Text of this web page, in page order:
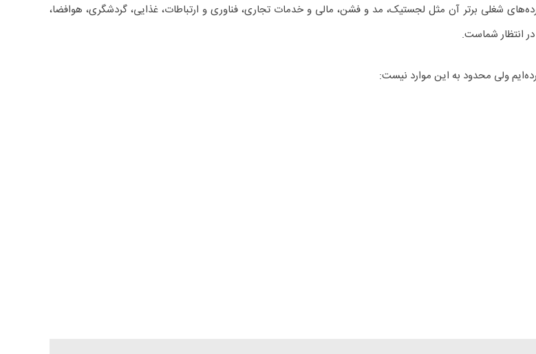
شغلی برتر آن مثل لجستیک، مد و فشن، مالی و خدمات تجاری، فناوری و ارتباطات، غذایی، گردشگری، هوافضا،
در انتظار شماست.
ولی محدود به این موارد نیست: